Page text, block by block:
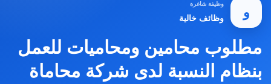
و
وظيفة شاغرة
وظائف خالية
مطلوب محامين ومحاميات للعمل
بنظام النسبة لدى شركة محاماة